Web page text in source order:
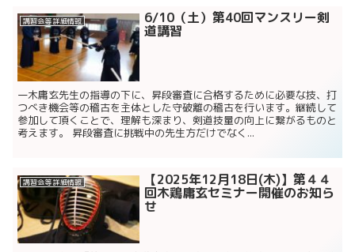
講習会等 詳細情報 6/10（土）第40回マンスリー剣
道講習
一木庸玄先生の指導の下に、昇段審査に合格するために必要な技、打
つべき機会等の稽古を主体とした守破離の稽古を行います。継続して
参加して頂くことで、理解も深まり、剣道技量の向上に繋がるものと
考えます。 昇段審査に挑戦中の先生方だけでなく...
講習会等 詳細情報 【2025年12月18日(木)】第４４
回木鶏庸玄セミナー開催のお知ら
せ